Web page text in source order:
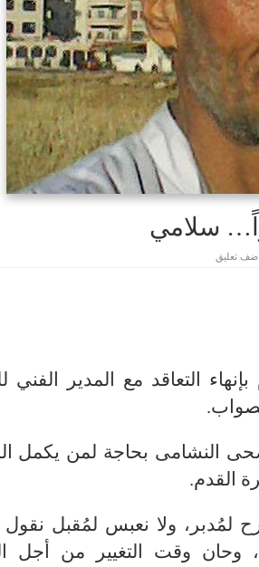
سلامي
اضف تعليق
التعاقد مع المدير الفني
النشامى بحاجة لمن يكمل
القدم.
لمُدبر، ولا نعبس لمُقبل
وقت التغيير من أجل